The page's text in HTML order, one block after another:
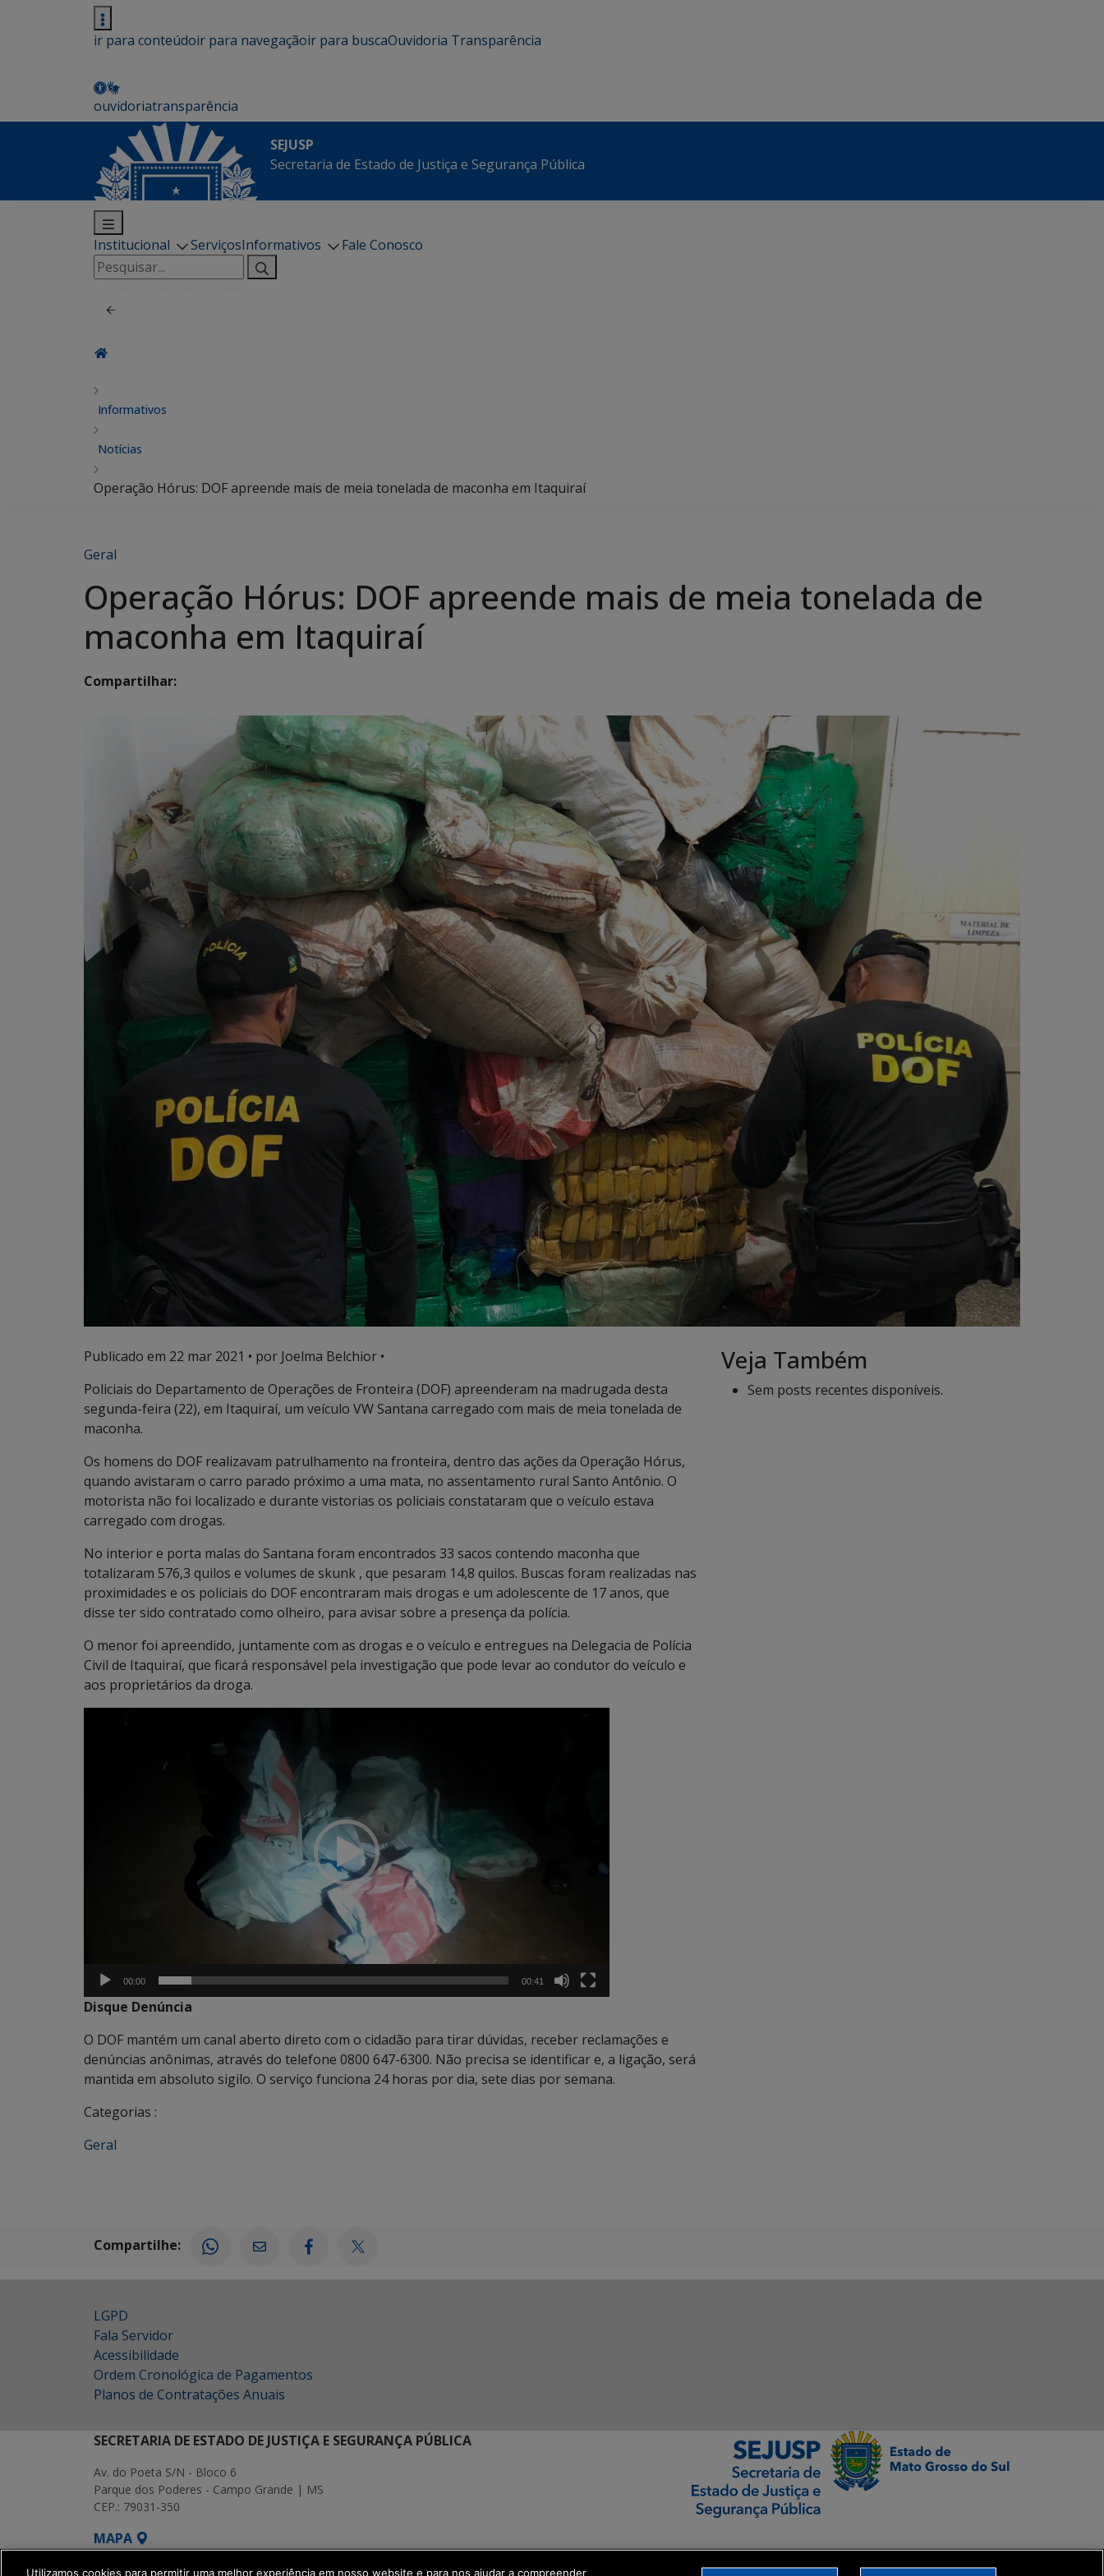
ir para conteúdoir para navegaçãoir para buscaOuvidoria Transparência
ouvidoriatransparência
SEJUSP
Secretaria de Estado de Justiça e Segurança Pública
Institucional ServiçosInformativos
Fale Conosco
Pesquisar
por:
Informativos
Notícias
Operação Hórus: DOF apreende mais de meia tonelada de maconha em Itaquiraí
Geral
Operação Hórus: DOF apreende mais de meia tonelada de
maconha em Itaquiraí
Compartilhar:
Publicado em 22 mar 2021 • por Joelma Belchior •
Policiais do Departamento de Operações de Fronteira (DOF) apreenderam na madrugada desta
segunda-feira (22), em Itaquiraí, um veículo VW Santana carregado com mais de meia tonelada de
maconha.
Os homens do DOF realizavam patrulhamento na fronteira, dentro das ações da Operação Hórus,
quando avistaram o carro parado próximo a uma mata, no assentamento rural Santo Antônio. O
motorista não foi localizado e durante vistorias os policiais constataram que o veículo estava
carregado com drogas.
No interior e porta malas do Santana foram encontrados 33 sacos contendo maconha que
totalizaram 576,3 quilos e volumes de skunk , que pesaram 14,8 quilos. Buscas foram realizadas nas
proximidades e os policiais do DOF encontraram mais drogas e um adolescente de 17 anos, que
disse ter sido contratado como olheiro, para avisar sobre a presença da polícia.
O menor foi apreendido, juntamente com as drogas e o veículo e entregues na Delegacia de Polícia
Civil de Itaquiraí, que ficará responsável pela investigação que pode levar ao condutor do veículo e
aos proprietários da droga.
00:00 00:41
Disque Denúncia
O DOF mantém um canal aberto direto com o cidadão para tirar dúvidas, receber reclamações e
denúncias anônimas, através do telefone 0800 647-6300. Não precisa se identificar e, a ligação, será
mantida em absoluto sigilo. O serviço funciona 24 horas por dia, sete dias por semana.
Categorias :
Geral
Veja Também
Sem posts recentes disponíveis.
Compartilhe:
LGPD
Fala Servidor
Acessibilidade
Ordem Cronológica de Pagamentos
Planos de Contratações Anuais
SECRETARIA DE ESTADO DE JUSTIÇA E SEGURANÇA PÚBLICA
Av. do Poeta S/N - Bloco 6
Parque dos Poderes - Campo Grande | MS
CEP.: 79031-350
MAPA
SETDIG | Secretaria-Executiva de Transformação Digital
Utilizamos cookies para permitir uma melhor experiência em nosso website e para nos ajudar a compreender